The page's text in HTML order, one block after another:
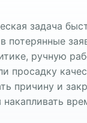
задача
потерянные
ручную
просадку
причину и
накапливать